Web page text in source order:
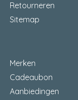
Retourneren
Sitemap
Merken
Cadeaubon
Aanbiedingen